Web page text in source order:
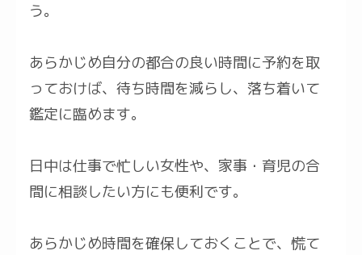
う。
あらかじめ自分の都合の良い時間に予約を取
っておけば、待ち時間を減らし、落ち着いて
鑑定に臨めます。
日中は仕事で忙しい女性や、家事・育児の合
間に相談したい方にも便利です。
あらかじめ時間を確保しておくことで、慌て